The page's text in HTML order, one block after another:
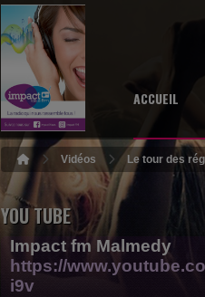
ACCUEIL
Vidéos Le tour des
YOU TUBE
Impact fm Malmedy
https://
i9v